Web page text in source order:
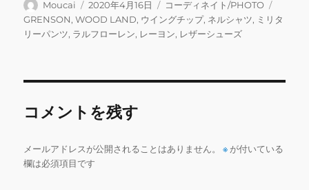
c
e
o
k
it
te
ai
l
e m
bl
ai
l
投
稿
者
Moucai
投
稿
日:
2020年4月16日
カ
テ
ゴ
コーディネイト/PHOTO
グ
GRENSON,WOOD LAND, ウイングチップ, ネルシャツ, ミリタ
リーパンツ, ラルフローレン, レーヨン, レザーシューズ
コメントを残す
メールアドレスが公開されることはありません。 ※ が付いている
欄は必須項目です